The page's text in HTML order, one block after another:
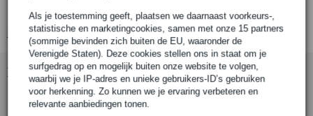
Als je toestemming geeft, plaatsen we daarnaast voorkeurs-,
statistische en marketingcookies, samen met onze 15 partners
(sommige bevinden zich buiten de EU, waaronder de
Verenigde Staten). Deze cookies stellen ons in staat om je
surfgedrag op en mogelijk buiten onze website te volgen,
waarbij we je IP-adres en unieke gebruikers-ID’s gebruiken
voor herkenning. Zo kunnen we je ervaring verbeteren en
relevante aanbiedingen tonen.
serie: Beatles Picks
Bekijk alle productspecificaties
Bekijk ook eens (2)